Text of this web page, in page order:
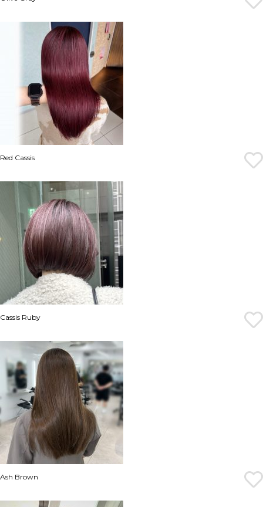
Red Cassis
Cassis Ruby
Ash Brown